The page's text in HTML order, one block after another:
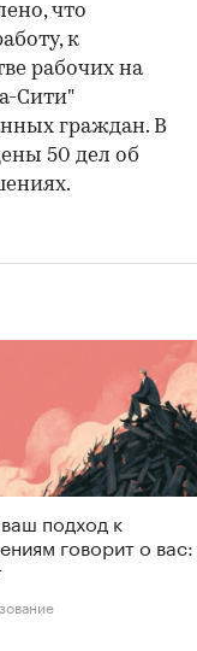
что
к
рабочих на
Сити"
граждан. В
50 дел об
подход к
говорит о вас: